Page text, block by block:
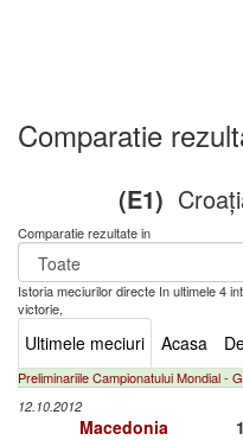
Comparatie
(E1)
Comparatie rezultate in
Istoria meciurilor directe In ultimele 4
victorie,
Ultimele meciuri Acasa
Preliminariile Campionatului Mondial -
12.10.2012
Macedonia